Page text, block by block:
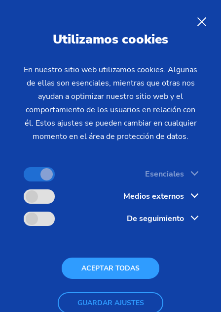
modernización eficiente con el
Siemens
La sustitución del panel de control de su máquina
EMAG es una alternativa rentable frente a la
control EMAG 15" (Schubert CC15), ampliamente
utilizado, está cada vez menos disponible en el
mercado. Al actualizar profesionalmente a un
panel Siemens de última generación, usted
garantiza la disponibilidad a largo plazo de su
la tecnología de control más moderna.
Utilizamos cookies
En nuestro sitio web utilizamos cookies. Algunas
de ellas son esenciales, mientras que otras nos
ayudan a optimizar nuestro sitio web y el
comportamiento de los usuarios en relación con
él. Estos ajustes se pueden cambiar en cualquier
momento en el área de protección de datos.
Esenciales
Medios externos
De seguimiento
ACEPTAR TODAS
GUARDAR AJUSTES